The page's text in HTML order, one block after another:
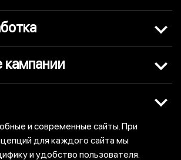
кампании
и современные сайты. При
для каждого сайта мы
и удобство пользователя.